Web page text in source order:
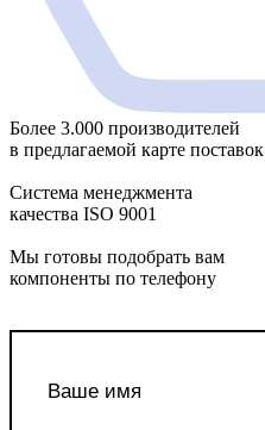
Более 3.000 производителей
в предлагаемой карте поставок
Система менеджмента
качества ISO 9001
Мы готовы подобрать вам
компоненты по телефону